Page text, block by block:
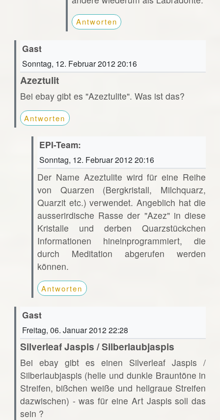
Antworten
Gast
Sonntag, 12. Februar 2012 20:16
Azeztulit
Bei ebay gibt es "Azeztulite". Was ist das?
Antworten
EPI-Team:
Sonntag, 12. Februar 2012 20:16
Der Name Azeztulite wird für eine Reihe
von Quarzen (Bergkristall, Milchquarz,
Quarzit etc.) verwendet. Angeblich hat die
ausserirdische Rasse der "Azez" in diese
Kristalle und derben Quarzstückchen
Informationen hineinprogrammiert, die
durch Meditation abgerufen werden
können.
Antworten
Gast
Freitag, 06. Januar 2012 22:28
Silverleaf Jaspis / Silberlaubjaspis
Bei ebay gibt es einen Silverleaf Jaspis /
Silberlaubjaspis (helle und dunkle Brauntöne in
Streifen, bißchen weiße und hellgraue Streifen
dazwischen) - was für eine Art Jaspis soll das
sein ?